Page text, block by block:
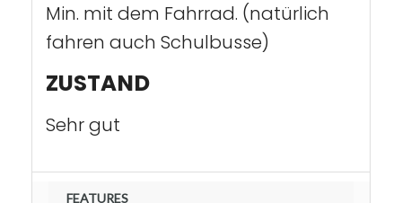
Min. mit dem Fahrrad. (natürlich
fahren auch Schulbusse)
ZUSTAND
Sehr gut
FEATURES